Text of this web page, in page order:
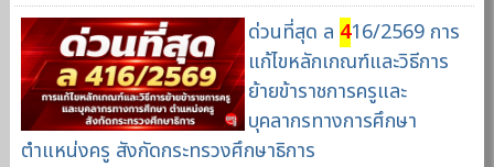
ด่วนที่สุด ล 416/2569 การ
แก้ไขหลักเกณฑ์และวิธีการ
ย้ายข้าราชการครูและ
บุคลากรทางการศึกษา
ตำแหน่งครู สังกัดกระทรวงศึกษาธิการ